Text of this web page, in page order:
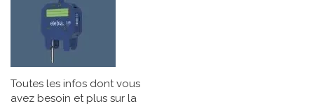
Toutes les infos dont vous
avez besoin et plus sur la